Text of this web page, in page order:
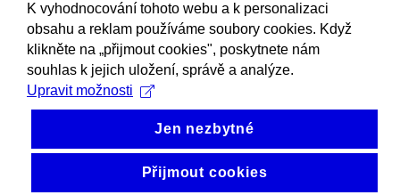
K vyhodnocování tohoto webu a k personalizaci
obsahu a reklam používáme soubory cookies. Když
klikněte na „přijmout cookies", poskytnete nám
souhlas k jejich uložení, správě a analýze.
Upravit možnosti
Jen nezbytné
Přijmout cookies